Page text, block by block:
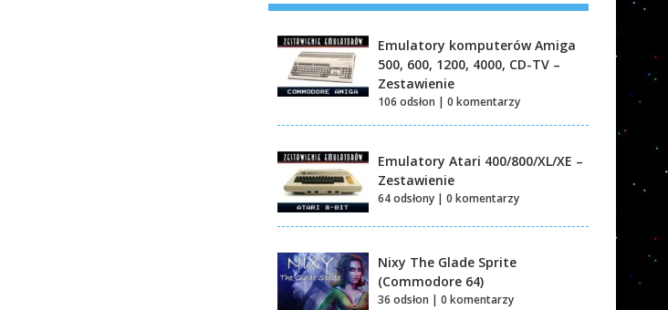
Emulatory komputerów Amiga
500, 600, 1200, 4000, CD-TV –
Zestawienie
106 odsłon | 0 komentarzy
Emulatory Atari 400/800/XL/XE –
Zestawienie
64 odsłony | 0 komentarzy
Nixy The Glade Sprite
(Commodore 64)
36 odsłon | 0 komentarzy